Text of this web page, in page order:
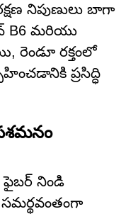
నిపుణులు బాగా
B6 మరియు
రెండూ రక్తంలో
ప్రసిద్ధి
నిండి